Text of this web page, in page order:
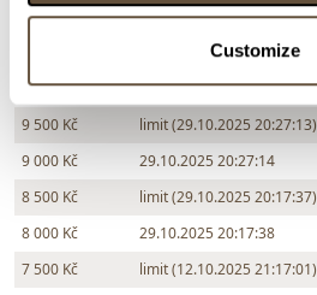
Customize
Přihozeno
10 000 Kč
29.10.2025 20:27:29
9 500 Kč
limit (29.10.2025 20:27:13)
9 000 Kč
29.10.2025 20:27:14
8 500 Kč
limit (29.10.2025 20:17:37)
8 000 Kč
29.10.2025 20:17:38
7 500 Kč
limit (12.10.2025 21:17:01)